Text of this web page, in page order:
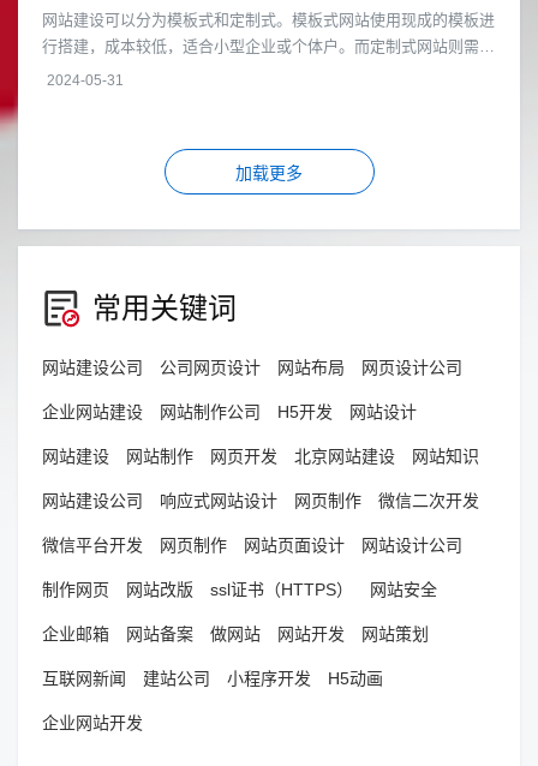
网站建设可以分为模板式和定制式。模板式网站使用现成的模板进
行搭建，成本较低，适合小型企业或个体户。而定制式网站则需要
根据客户的具体需求进行开......
2024-05-31
加载更多
常用关键词
网站建设公司 公司网页设计 网站布局 网页设计公司
企业网站建设 网站制作公司 H5开发 网站设计
网站建设 网站制作 网页开发 北京网站建设 网站知识
网站建设公司 响应式网站设计 网页制作 微信二次开发
微信平台开发 网页制作 网站页面设计 网站设计公司
制作网页 网站改版 ssl证书（HTTPS） 网站安全
企业邮箱 网站备案 做网站 网站开发 网站策划
互联网新闻 建站公司 小程序开发 H5动画
企业网站开发